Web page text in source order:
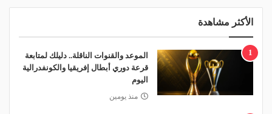
الأكثر مشاهدة
1
الموعد والقنوات الناقلة.. دليلك لمتابعة
قرعة دوري أبطال إفريقيا والكونفدرالية
اليوم
منذ يومين